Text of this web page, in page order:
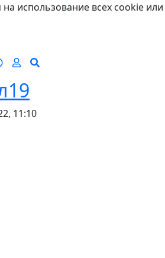
использование всех cookie или
11:10